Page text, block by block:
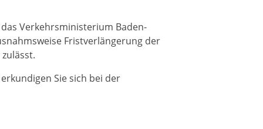
Verkehrsministerium Baden-
Fristverlängerung der
Sie sich bei der